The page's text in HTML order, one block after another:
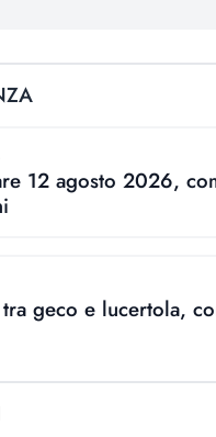
12 agosto 2026,
geco e lucertola,